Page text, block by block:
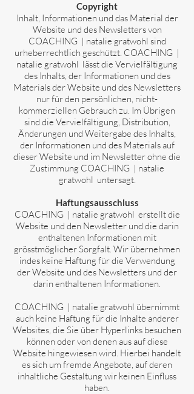
Copyright
Inhalt, Informationen und das Material der
Website und des Newsletters von
COACHING | natalie gratwohl sind
urheberrechtlich geschützt. COACHING |
natalie gratwohl lässt die Vervielfältigung
des Inhalts, der Informationen und des
Materials der Website und des Newsletters
nur für den persönlichen, nicht-
kommerziellen Gebrauch zu. Im Übrigen
sind die Vervielfältigung, Distribution,
Änderungen und Weitergabe des Inhalts,
der Informationen und des Materials auf
dieser Website und im Newsletter ohne die
Zustimmung COACHING | natalie
gratwohl untersagt.
Haftungsausschluss
COACHING | natalie gratwohl erstellt die
Website und den Newsletter und die darin
enthaltenen Informationen mit
grösstmöglicher Sorgfalt. Wir übernehmen
indes keine Haftung für die Verwendung
der Website und des Newsletters und der
darin enthaltenen Informationen.
COACHING | natalie gratwohl übernimmt
auch keine Haftung für die Inhalte anderer
Websites, die Sie über Hyperlinks besuchen
können oder von denen aus auf diese
Website hingewiesen wird. Hierbei handelt
es sich um fremde Angebote, auf deren
inhaltliche Gestaltung wir keinen Einfluss
haben.